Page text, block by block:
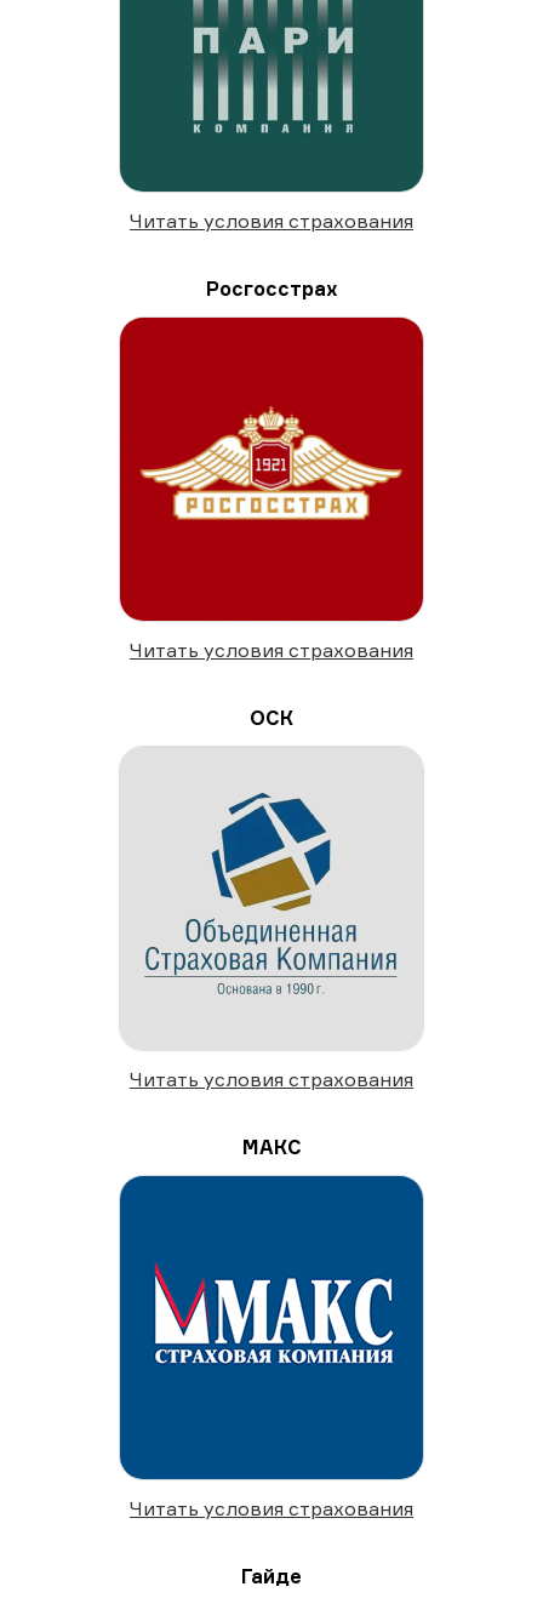
Читать условия страхования
Росгосстрах
Читать условия страхования
ОСК
Читать условия страхования
МАКС
Читать условия страхования
Гайде